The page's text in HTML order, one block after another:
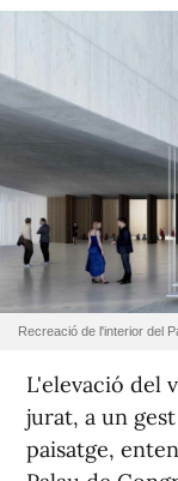
Recreació de l'interior del
L'elevació del
jurat, a un
paisatge,